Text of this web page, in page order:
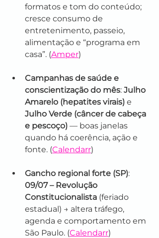
formatos e tom do conteúdo;
cresce consumo de
entretenimento, passeio,
alimentação e “programa em
casa”. (Amper)
Campanhas de saúde e
conscientização do mês: Julho
Amarelo (hepatites virais) e
Julho Verde (câncer de cabeça
e pescoço) — boas janelas
quando há coerência, ação e
fonte. (Calendarr)
Gancho regional forte (SP):
09/07 – Revolução
Constitucionalista (feriado
estadual) → altera tráfego,
agenda e comportamento em
São Paulo. (Calendarr)